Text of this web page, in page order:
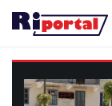
Skip